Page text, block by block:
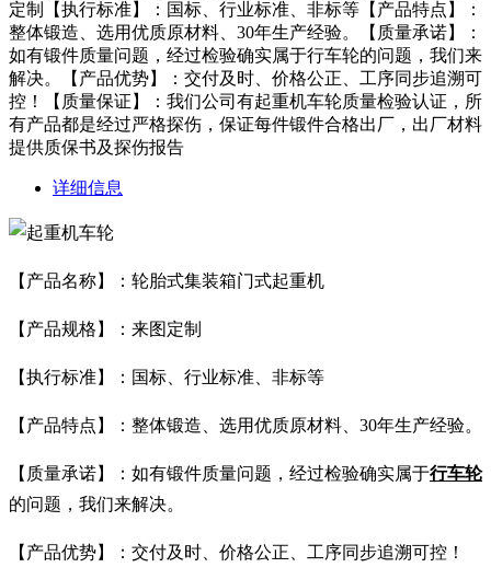
定制【执行标准】：国标、行业标准、非标等【产品特点】：
整体锻造、选用优质原材料、30年生产经验。【质量承诺】：
如有锻件质量问题，经过检验确实属于行车轮的问题，我们来
解决。【产品优势】：交付及时、价格公正、工序同步追溯可
控！【质量保证】：我们公司有起重机车轮质量检验认证，所
有产品都是经过严格探伤，保证每件锻件合格出厂，出厂材料
提供质保书及探伤报告
详细信息
【产品名称】：轮胎式集装箱门式起重机
【产品规格】：来图定制
【执行标准】：国标、行业标准、非标等
【产品特点】：整体锻造、选用优质原材料、30年生产经验。
【质量承诺】：如有锻件质量问题，经过检验确实属于行车轮
的问题，我们来解决。
【产品优势】：交付及时、价格公正、工序同步追溯可控！